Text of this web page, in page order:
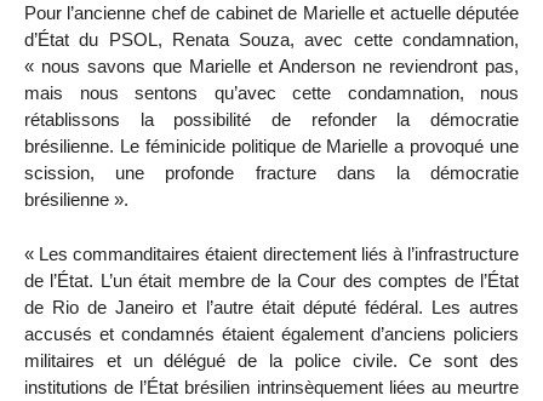
Pour l’ancienne chef de cabinet de Marielle et actuelle députée
d’État du PSOL, Renata Souza, avec cette condamnation,
« nous savons que Marielle et Anderson ne reviendront pas,
mais nous sentons qu’avec cette condamnation, nous
rétablissons la possibilité de refonder la démocratie
brésilienne. Le féminicide politique de Marielle a provoqué une
scission, une profonde fracture dans la démocratie
brésilienne ».
« Les commanditaires étaient directement liés à l’infrastructure
de l’État. L’un était membre de la Cour des comptes de l’État
de Rio de Janeiro et l’autre était député fédéral. Les autres
accusés et condamnés étaient également d’anciens policiers
militaires et un délégué de la police civile. Ce sont des
institutions de l’État brésilien intrinsèquement liées au meurtre